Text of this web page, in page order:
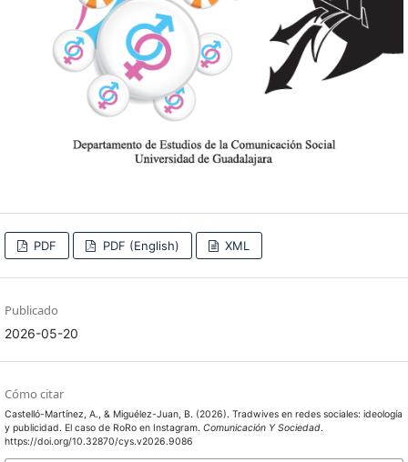
PDF PDF (English) XML
Publicado
2026-05-20
Cómo citar
Castelló-Martínez, A., & Miguélez-Juan, B. (2026). Tradwives en redes sociales: ideología
y publicidad. El caso de RoRo en Instagram. Comunicación Y Sociedad.
https://doi.org/10.32870/cys.v2026.9086